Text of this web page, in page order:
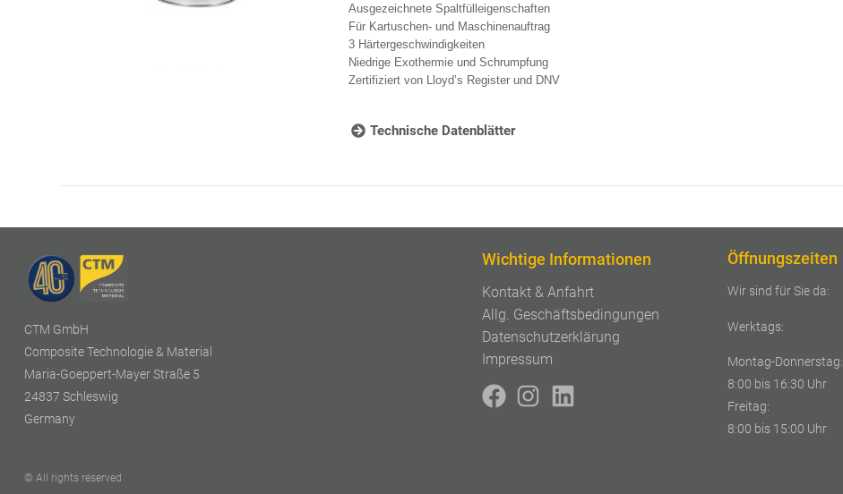
Ausgezeichnete Spaltfülleigenschaften
Für Kartuschen- und Maschinenauftrag
3 Härtergeschwindigkeiten
Niedrige Exothermie und Schrumpfung
Zertifiziert von Lloyd’s Register und DNV
Technische Datenblätter
CTM GmbH
Composite Technologie & Material
Maria-Goeppert-Mayer Straße 5
24837 Schleswig
Germany
Wichtige Informationen
Kontakt & Anfahrt
Allg. Geschäftsbedingungen
Datenschutzerklärung
Impressum
Öffnungszeiten
Wir sind für Sie da:
Werktags:
Montag-Donnerstag:
8:00 bis 16:30 Uhr
Freitag:
8:00 bis 15:00 Uhr
© All rights reserved